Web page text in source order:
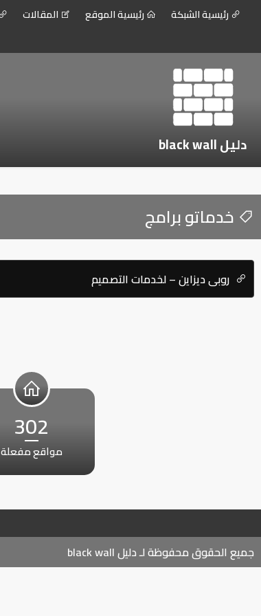
رئيسية الشبكة رئيسية الموقع المقالات
دليل black wall
خدماتو برامج
روبي ديزاين – لخدمات التصميم
302
مواقع مفعلة
جميع الحقوق محفوظة لـ دليل black wall